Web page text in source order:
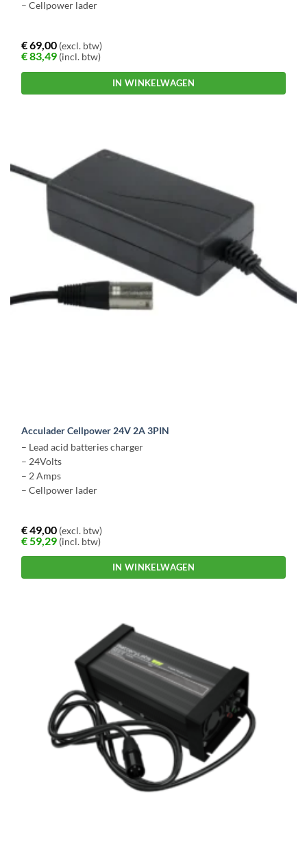
– Cellpower lader
€69,00 (excl. btw)
€83,49 (incl. btw)
IN WINKELWAGEN
Acculader Cellpower 24V 2A 3PIN
– Lead acid batteries charger
– 24Volts
– 2 Amps
– Cellpower lader
€49,00 (excl. btw)
€59,29 (incl. btw)
IN WINKELWAGEN